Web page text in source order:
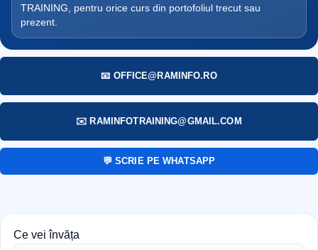
TRAINING, pentru orice curs din portofoliul trecut sau
prezent.
📧 OFFICE@RAMINFO.RO
✉️ RAMINFOTRAINING@GMAIL.COM
💬 SCRIE PE WHATSAPP
Ce vei învăța